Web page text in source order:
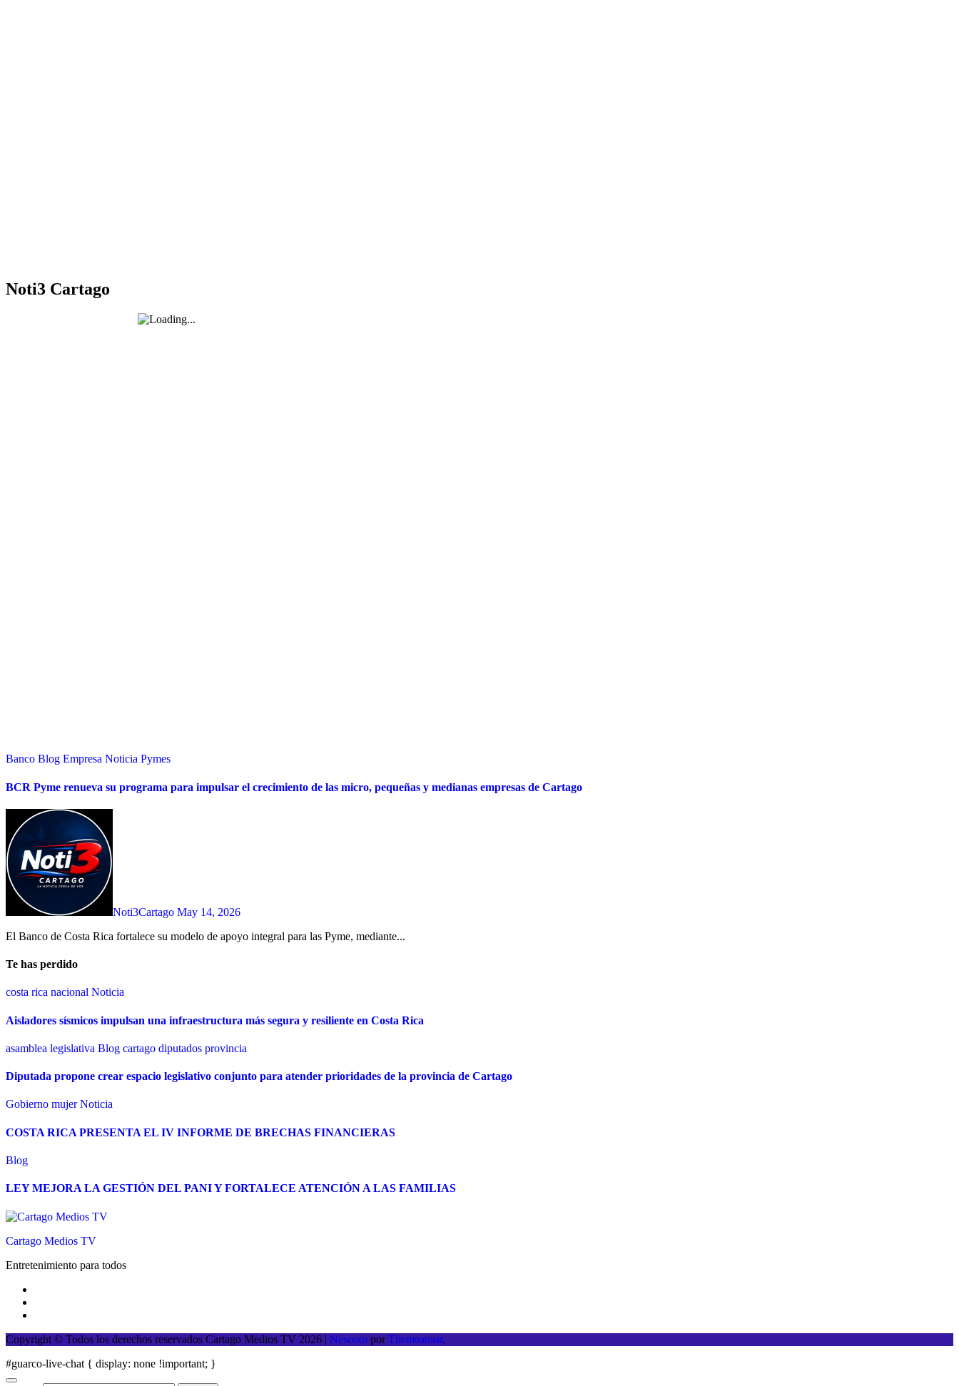
Noti3 Cartago
Banco Blog Empresa Noticia Pymes
BCR Pyme renueva su programa para impulsar el crecimiento de las micro, pequeñas y medianas empresas de Cartago
Noti3Cartago May 14, 2026
El Banco de Costa Rica fortalece su modelo de apoyo integral para las Pyme, mediante...
Te has perdido
costa rica nacional Noticia
Aisladores sísmicos impulsan una infraestructura más segura y resiliente en Costa Rica
asamblea legislativa Blog cartago diputados provincia
Diputada propone crear espacio legislativo conjunto para atender prioridades de la provincia de Cartago
Gobierno mujerNoticia
COSTA RICA PRESENTA EL IV INFORME DE BRECHAS FINANCIERAS
Blog
LEY MEJORA LA GESTIÓN DEL PANI Y FORTALECE ATENCIÓN A LAS FAMILIAS
Cartago Medios TV
Entretenimiento para todos
Copyright © Todos los derechos reservados Cartago Medios TV 2026 | Newsxo porThemeansar.
#guarco-live-chat { display: none !important; }